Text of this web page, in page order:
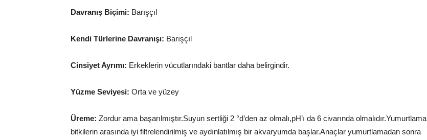
Davranış Biçimi: Barışçıl
Kendi Türlerine Davranışı: Barışçıl
Cinsiyet Ayrımı: Erkeklerin vücutlarındaki bantlar daha belirgindir.
Yüzme Seviyesi: Orta ve yüzey
Üreme: Zordur ama başarılmıştır.Suyun sertliği 2 °d’den az olmalı,pH’ı da 6 civarında olmalıdır.Yumurtlama
bitkilerin arasında iyi filtrelendirilmiş ve aydınlatılmış bir akvaryumda başlar.Anaçlar yumurtlamadan sonra